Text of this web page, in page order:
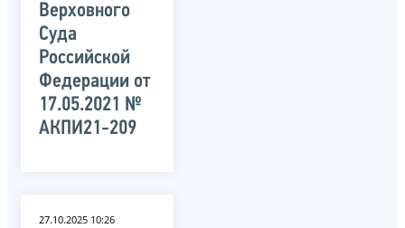
Верховного
Суда
Российской
Федерации от
17.05.2021 №
АКПИ21-209
27.10.2025 10:26